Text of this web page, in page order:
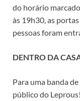
do horário
às 19h30, as
pessoas foram
DENTRO DA
Para uma banda
público do